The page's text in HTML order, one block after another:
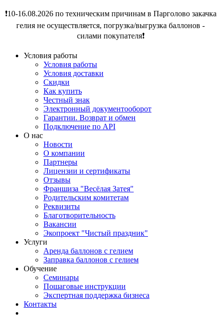
❗️10-16.08.2026 по техническим причинам в Парголово закачка
гелия не осуществляется, погрузка/выгрузка баллонов -
силами покупателя❗️
Условия работы
Условия работы
Условия доставки
Скидки
Как купить
Честный знак
Электронный документооборот
Гарантии. Возврат и обмен
Подключение по API
О нас
Новости
О компании
Партнеры
Лицензии и сертификаты
Отзывы
Франшиза "Весёлая Затея"
Родительским комитетам
Реквизиты
Благотворительность
Вакансии
Экопроект "Чистый праздник"
Услуги
Аренда баллонов с гелием
Заправка баллонов с гелием
Обучение
Семинары
Пошаговые инструкции
Экспертная поддержка бизнеса
Контакты